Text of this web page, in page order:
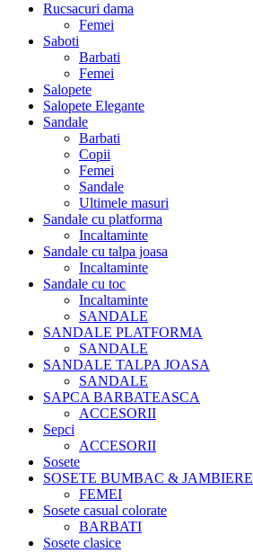
Rucsacuri dama
Femei
Saboti
Barbati
Femei
Salopete
Salopete Elegante
Sandale
Barbati
Copii
Femei
Sandale
Ultimele masuri
Sandale cu platforma
Incaltaminte
Sandale cu talpa joasa
Incaltaminte
Sandale cu toc
Incaltaminte
SANDALE
SANDALE PLATFORMA
SANDALE
SANDALE TALPA JOASA
SANDALE
SAPCA BARBATEASCA
ACCESORII
Sepci
ACCESORII
Sosete
SOSETE BUMBAC & JAMBIERE
FEMEI
Sosete casual colorate
BARBATI
Sosete clasice